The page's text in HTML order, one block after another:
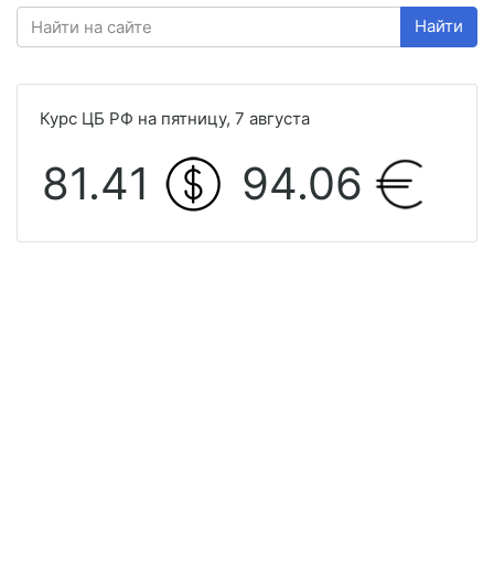
Найти
Курс ЦБ РФ на пятницу, 7 августа
81.41 94.06